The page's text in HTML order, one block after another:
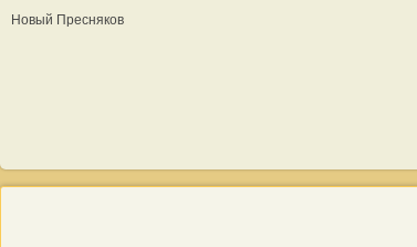
Новый Пресняков